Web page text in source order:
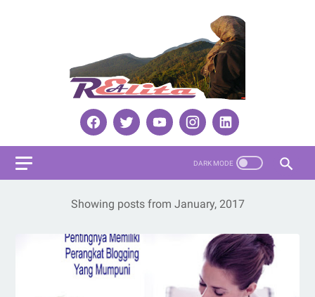
Showing posts from January, 2017